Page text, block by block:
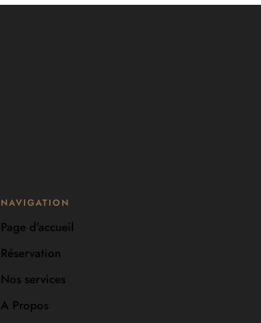
NAVIGATION
Page d’accueil
Réservation
Nos services
A Propos